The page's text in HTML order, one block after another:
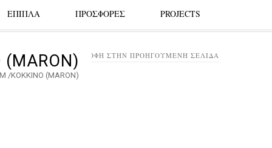
ΕΠΙΠΛΑ ΠΡΟΣΦΟΡΈΣ PROJECTS
/ΚΟΚΚΙΝΟ (MARON)
ΕΠΙΣΤΡΟΦΉ ΣΤΗΝ ΠΡΟΗΓΟΎΜΕΝΗ ΣΕΛΊΔΑ